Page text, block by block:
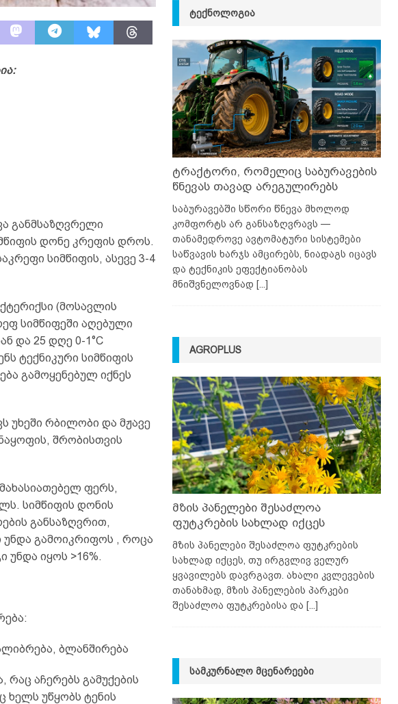
ა:
განმსაზღვრელი
დონე კრეფის დროს.
სიმწიფის, ასევე 3-4
(მოსავლის
სიმწიფეში აღებული
და 25 დღე 0-1°C
ტექნიკური სიმწიფის
გამოყენებულ იქნეს
უხეში რბილობი და მჟავე
შრობისთვის
ფერს,
სიმწიფის დონის
განსაზღვრით,
უნდა გამოიკრიფოს , როცა
უნდა იყოს >16%.
ბლანშირება
რაც აჩერებს გამუქების
ხელს უწყობს ტენის
ᲢᲔᲥᲜᲝᲚᲝᲒᲘᲐ
ტრაქტორი, რომელიც საბურავების
წნევას თავად არეგულირებს
საბურავებში სწორი წნევა მხოლოდ
კომფორტს არ განსაზღვრავს —
თანამედროვე ავტომატური სისტემები
საწვავის ხარჯს ამცირებს, ნიადაგს იცავს
და ტექნიკის ეფექტიანობას
მნიშვნელოვნად [...]
AGROPLUS
მზის პანელები შესაძლოა
ფუტკრების სახლად იქცეს
მზის პანელები შესაძლოა ფუტკრების
სახლად იქცეს, თუ ირგვლივ ველურ
ყვავილებს დავრგავთ. ახალი კვლევების
თანახმად, მზის პანელების პარკები
შესაძლოა ფუტკრებისა და [...]
ᲡᲐᲛᲙᲣᲠᲜᲐᲚᲝ ᲛᲪᲔᲜᲐᲠᲔᲔᲑᲘ